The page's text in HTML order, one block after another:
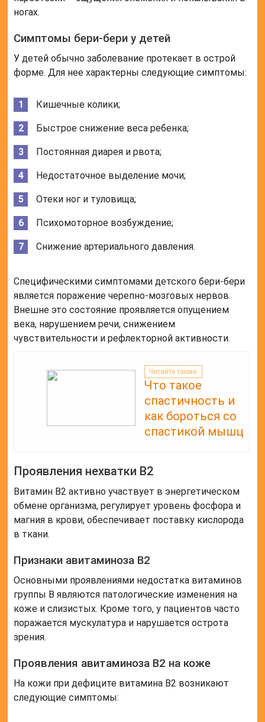
ногах.
Симптомы бери-бери у детей
У детей обычно заболевание протекает в острой
форме. Для нее характерны следующие симптомы:
Кишечные колики;
Быстрое снижение веса ребенка;
Постоянная диарея и рвота;
Недостаточное выделение мочи;
Отеки ног и туловища;
Психомоторное возбуждение;
Снижение артериального давления.
Специфическими симптомами детского бери-бери
является поражение черепно-мозговых нервов.
Внешне это состояние проявляется опущением
века, нарушением речи, снижением
чувствительности и рефлекторной активности.
Читайте также:
Что такое
спастичность и
как бороться со
спастикой мышц
Проявления нехватки В2
Витамин В2 активно участвует в энергетическом
обмене организма, регулирует уровень фосфора и
магния в крови, обеспечивает поставку кислорода
в ткани.
Признаки авитаминоза В2
Основными проявлениями недостатка витаминов
группы В являются патологические изменения на
коже и слизистых. Кроме того, у пациентов часто
поражается мускулатура и нарушается острота
зрения.
Проявления авитаминоза В2 на коже
На кожи при дефиците витамина В2 возникают
следующие симптомы: